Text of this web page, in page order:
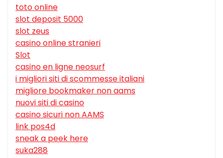
toto online
slot deposit 5000
slot zeus
casino online stranieri
Slot
casino en ligne neosurf
i migliori siti di scommesse italiani
migliore bookmaker non aams
nuovi siti di casino
casino sicuri non AAMS
link pos4d
sneak a peek here
suka288